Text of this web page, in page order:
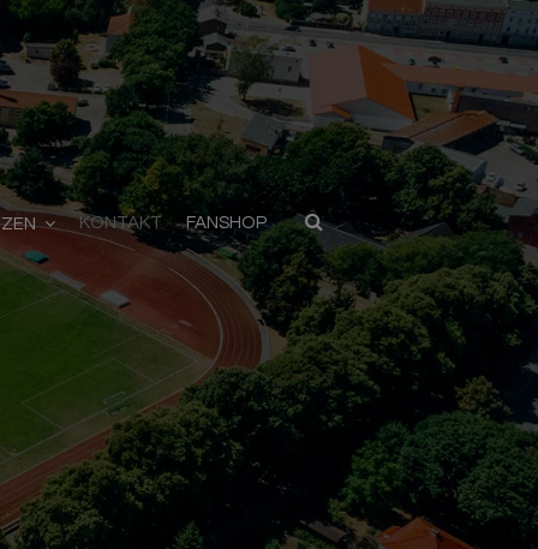
KONTAKT FANSHOP